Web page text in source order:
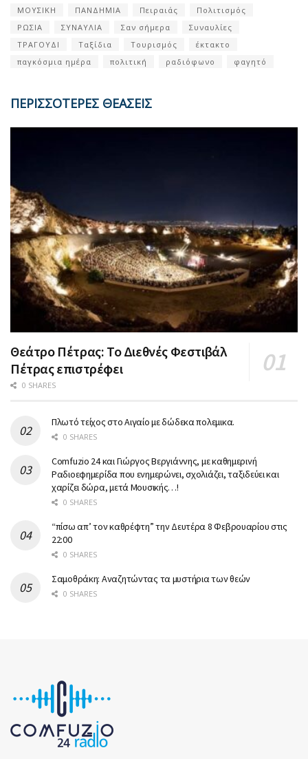
ΜΟΥΣΙΚΗ ΠΑΝΔΗΜΙΑ Πειραιάς
Πολιτισμός
ΡΩΣΙΑ
ΣΥΝΑΥΛΙΑ Σαν σήμερα
Συναυλίες
ΤΡΑΓΟΥΔΙ
Ταξίδια Τουρισμός
έκτακτο
παγκόσμια ημέρα
πολιτική ραδιόφωνο φαγητό
ΠΕΡΙΣΣΟΤΕΡΕΣ ΘΕΑΣΕΙΣ
Θεάτρο Πέτρας: Το Διεθνές Φεστιβάλ
Πέτρας επιστρέφει
0 SHARES
Πλωτό τείχος στο Αιγαίο με δώδεκα πολεμικα.
0 SHARES
Comfuzio 24 και Γιώργος Βεργιάννης, με καθημερινή
Ραδιοεφημερίδα που ενημερώνει, σχολιάζει, ταξιδεύει και
χαρίζει δώρα, μετά Μουσικής…!
0 SHARES
“πίσω απ’ τον καθρέφτη” την Δευτέρα 8 Φεβρουαρίου στις
22:00
0 SHARES
Σαμοθράκη: Αναζητώντας τα μυστήρια των θεών
0 SHARES